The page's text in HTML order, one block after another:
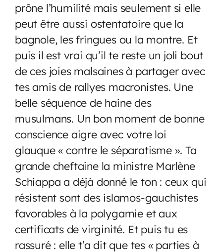
prône l’humilité mais seulement si elle
peut être aussi ostentatoire que la
bagnole, les fringues ou la montre. Et
puis il est vrai qu’il te reste un joli bout
de ces joies malsaines à partager avec
tes amis de rallyes macronistes. Une
belle séquence de haine des
musulmans. Un bon moment de bonne
conscience aigre avec votre loi
glauque « contre le séparatisme ». Ta
grande cheftaine la ministre Marlène
Schiappa a déjà donné le ton : ceux qui
résistent sont des islamos-gauchistes
favorables à la polygamie et aux
certificats de virginité. Et puis tu es
rassuré : elle t’a dit que tes « parties à